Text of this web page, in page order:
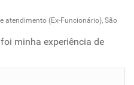
atendimento (Ex-Funcionário), São
minha experiência de